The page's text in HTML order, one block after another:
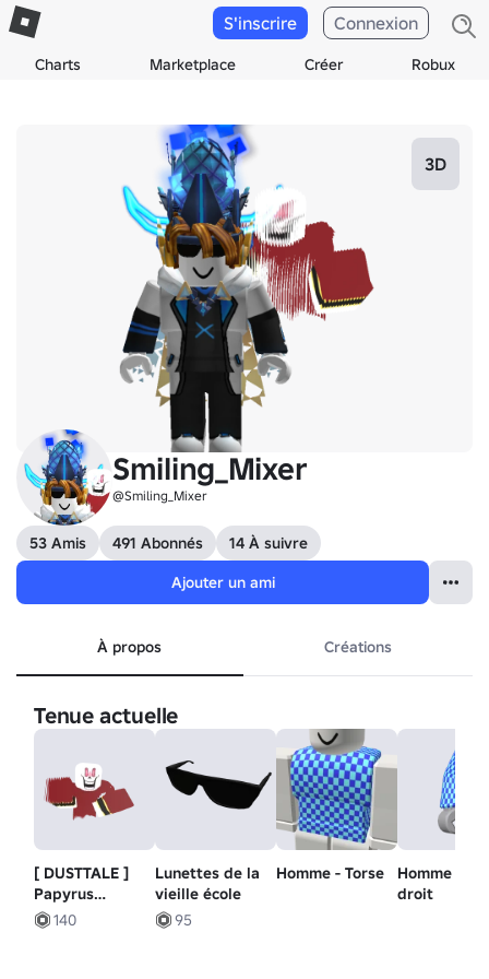
Charts Marketplace Créer Robux
S'inscrire Connexion
3D
Smiling_Mixer
@Smiling_Mixer
53 Amis 491 Abonnés
14 À suivre
Ajouter un ami
À propos Créations
Tenue actuelle
[ DUSTTALE ]
Papyrus
fantôme.
140
Lunettes de la
vieille école
95
Homme - Torse
Homme -
droit